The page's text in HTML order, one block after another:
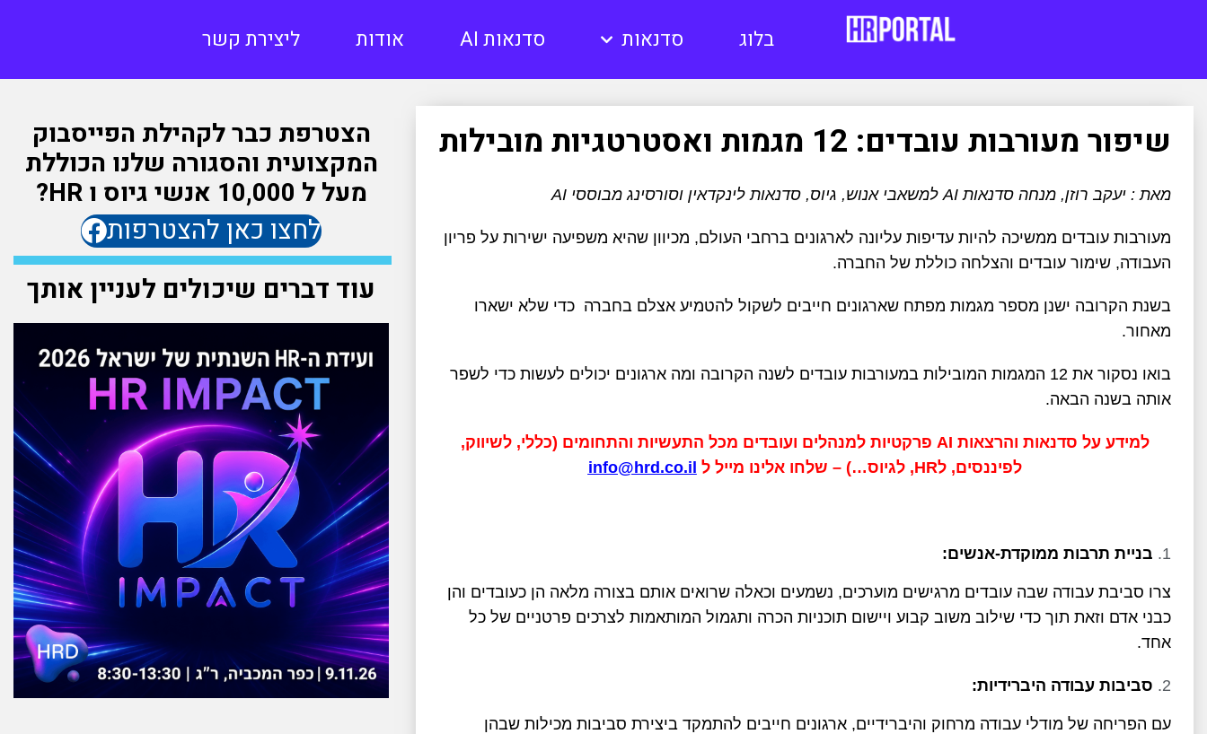
בלוג סדנאות סדנאות AI אודות ליצירת קשר
שיפור מעורבות עובדים: 12 מגמות ואסטרטגיות מובילות
מאת : יעקב רוזן, מנחה סדנאות AI למשאבי אנוש, גיוס, סדנאות לינקדאין וסורסינג מבוססי AI
מעורבות עובדים ממשיכה להיות עדיפות עליונה לארגונים ברחבי העולם, מכיוון שהיא משפיעה ישירות על פריון
העבודה, שימור עובדים והצלחה כוללת של החברה.
בשנת הקרובה ישנן מספר מגמות מפתח שארגונים חייבים לשקול להטמיע אצלם בחברה כדי שלא ישארו
מאחור.
בואו נסקור את 12 המגמות המובילות במעורבות עובדים לשנה הקרובה ומה ארגונים יכולים לעשות כדי לשפר
אותה בשנה הבאה.
למידע על סדנאות והרצאות AI פרקטיות למנהלים ועובדים מכל התעשיות והתחומים (כללי, לשיווק,
לפיננסים, לHR, לגיוס…) – שלחו אלינו מייל ל
info@hrd.co.il
בניית תרבות ממוקדת-אנשים:
צרו סביבת עבודה שבה עובדים מרגישים מוערכים, נשמעים וכאלה שרואים אותם בצורה מלאה הן כעובדים והן
כבני אדם וזאת תוך כדי שילוב משוב קבוע ויישום תוכניות הכרה ותגמול המותאמות לצרכים פרטניים של כל
אחד.
סביבות עבודה היברידיות:
עם הפריחה של מודלי עבודה מרחוק והיברידיים, ארגונים חייבים להתמקד ביצירת סביבות מכילות שבהן
הצטרפת כבר לקהילת הפייסבוק
המקצועית והסגורה שלנו הכוללת
מעל ל 10,000 אנשי גיוס ו HR?
לחצו כאן להצטרפות
עוד דברים שיכולים לעניין אותך